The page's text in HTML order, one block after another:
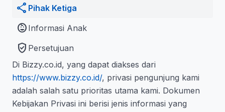
share Pihak Ketiga
child_care Informasi Anak
verified_user Persetujuan
Di Bizzy.co.id, yang dapat diakses dari
https://www.bizzy.co.id/, privasi pengunjung kami
adalah salah satu prioritas utama kami. Dokumen
Kebijakan Privasi ini berisi jenis informasi yang